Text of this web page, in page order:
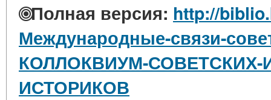
Полная версия: http://
Международные-связи-
КОЛЛОКВИУМ-СОВЕТСКИХ-
ИСТОРИКОВ